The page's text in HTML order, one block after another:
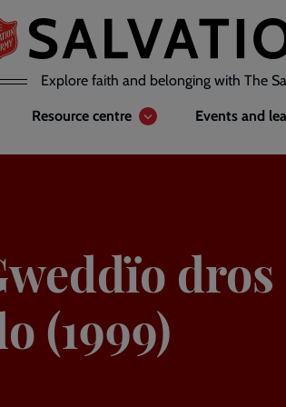
Explore faith and belonging with The
Resource centre Events and
dros
(1999)